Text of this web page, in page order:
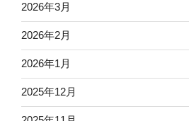
2026年3月
2026年2月
2026年1月
2025年12月